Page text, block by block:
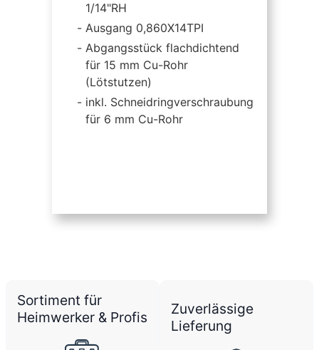
1/14"RH
Ausgang 0,860X14TPI
Abgangsstück flachdichtend
für 15 mm Cu-Rohr
(Lötstutzen)
inkl. Schneidringverschraubung
für 6 mm Cu-Rohr
Sortiment für
Heimwerker & Profis
Zuverlässige
Lieferung